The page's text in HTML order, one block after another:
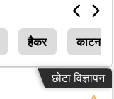
हैकर काटना नल
छोटा विज्ञापन